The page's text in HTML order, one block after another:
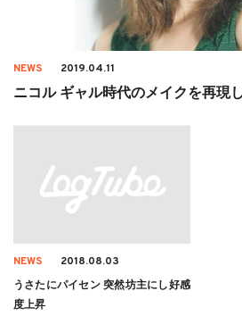
NEWS 2019.04.11
ニコル ギャル時代のメイクを再現
NEWS 2018.08.03
うさたにパイセン 突然坊主にし好感
度上昇